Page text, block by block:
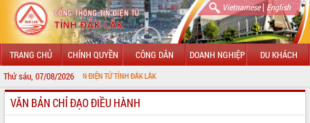
Vietnamese| English
TRANG CHỦ CHÍNH QUYỀN CÔNG DÂN DOANH NGHIỆP DU KHÁCH
Thứ sáu, 07/08/2026
CỔNG THÔNG TIN ĐIỆN TỬ TỈNH ĐẮK LẮK
GIỚI THIỆU
VĂN BẢN CHỈ ĐẠO ĐIỀU HÀNH